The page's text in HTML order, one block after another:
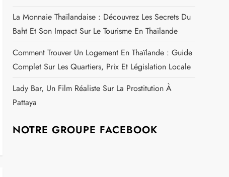
La Monnaie Thaïlandaise : Découvrez Les Secrets Du
Baht Et Son Impact Sur Le Tourisme En Thaïlande
Comment Trouver Un Logement En Thaïlande : Guide
Complet Sur Les Quartiers, Prix Et Législation Locale
Lady Bar, Un Film Réaliste Sur La Prostitution À
Pattaya
NOTRE GROUPE FACEBOOK